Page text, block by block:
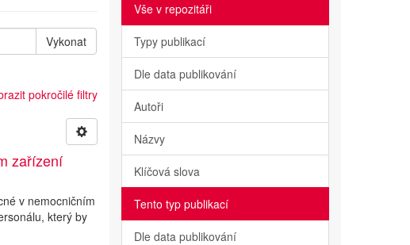
Vykonat
pokročilé filtry
zařízení
v nemocničním
který by
Vše v repozitáři
Typy publikací
Dle data publikování
Autoři
Názvy
Klíčová slova
Tento typ publikací
Dle data publikování